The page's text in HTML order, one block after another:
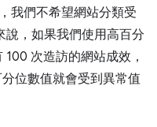
我們不希望網站分類受
說，如果我們使用高百分
次造訪的網站成效，
位數值就會受到異常值